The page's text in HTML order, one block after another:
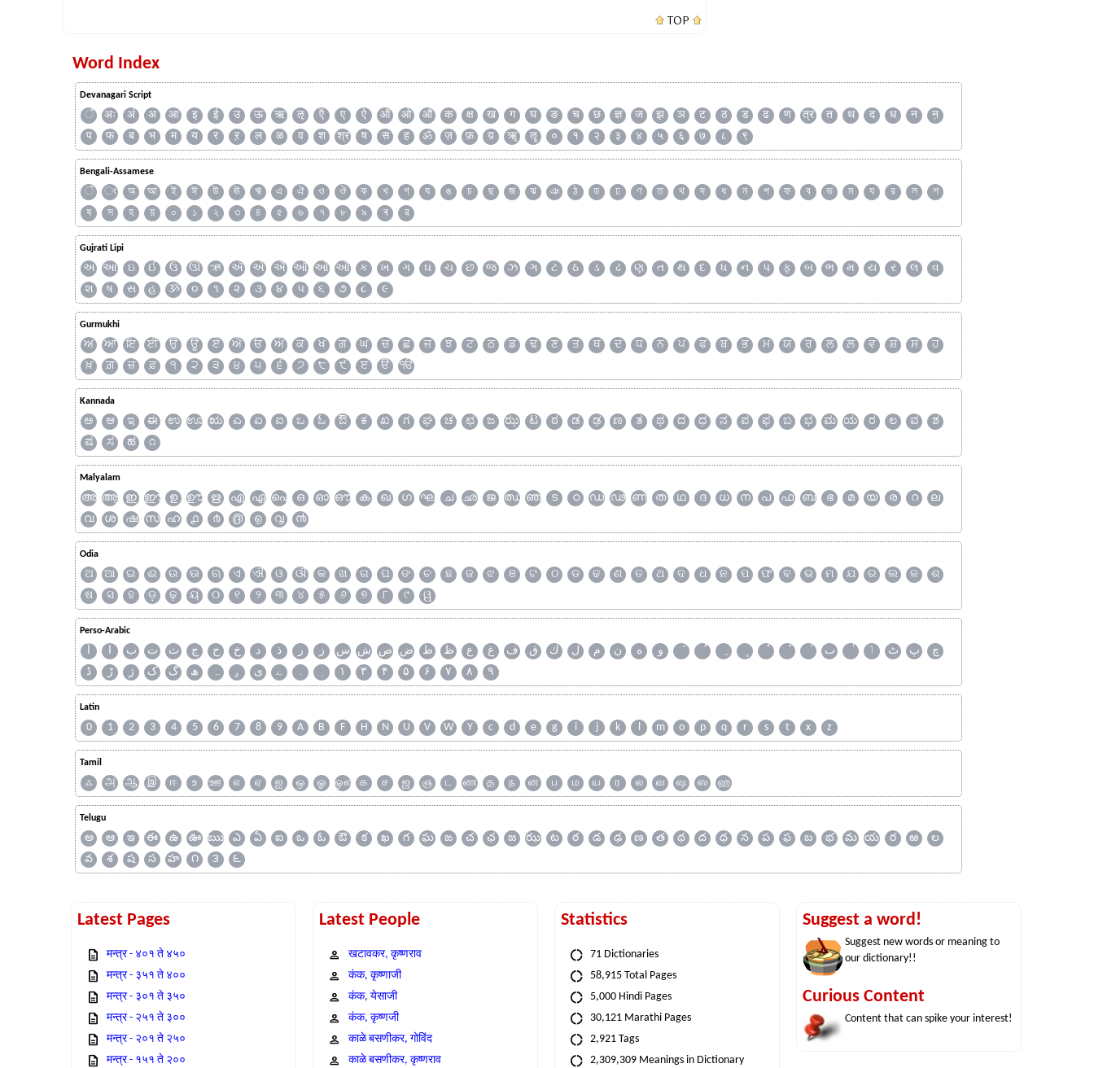
TOP
Word Index
Devanagari Script
ँ अः अं अ आ इ ई उ ऊ ऋ ऌ ऍ ए ऐ ऑ ओ औ क क्ष ख ग घ ङ च छ ज्ञ ज झ ञ ट ठ ड ढ ण त्र त थ द ध न
ऩ
प
फ ब भ म य र ऱ ल ळ व श श्र ष स ह ॐ ज़ फ़ य़ ॠ ॡ ० १ २ ३ ४ ५ ६ ७ ८ ९
Bengali-Assamese
ঁ ং অ আ ই ঈ উ ঊ ঋ এ ঐ ও ঔ ক খ গ ঘ ঙ চ ছ জ ঝ ঞ ঠ ড ঢ ণ ত থ দ ধ ন প ফ ব ভ ম য র ল
শ
ষ
স হ য় ০ ১ ২ ৩ ৪ ৫ ৬ ৭ ৮ ৯ ৰ ৱ
Gujrati Lipi
અ આ ઇ ઈ ઉ ઊ ઋ ઍ એ ઐ ઑ ઓ ઔ ક ખ ગ ઘ ચ છ જ ઝ ઞ ટ ઠ ડ ઢ ણ ત થ દ ધ ન પ ફ બ ભ મ ય ર લ
વ
શ
ષ સ હ ૐ ૦ ૧ ૨ ૩ ૪ ૫ ૬ ૭ ૮ ૯
Gurmukhi
ਅ ਆ ਇ ਈ ਉ ਊ ਏ ਐ ਓ ਔ ਕ ਖ ਗ ਘ ਚ ਛ ਜ ਝ ਟ ਠ ਡ ਢ ਣ ਤ ਥ ਦ ਧ ਨ ਪ ਫ ਬ ਭ ਮ ਯ ਰ ਲ ਲ਼ ਵ ਸ਼ ਸ
ਹ
ਖ਼
ਗ਼ ਜ਼ ਫ਼ ੧ ੨ ੩ ੪ ੫ ੬ ੭ ੮ ੯ ੲ ੳ ੴ
Kannada
ಅ ಆ ಇ ಈ ಉ ಊ ಋ ಎ ಏ ಐ ಒ ಓ ಔ ಕ ಖ ಗ ಘ ಚ ಛ ಜ ಝ ಟ ಠ ಡ ಢ ಣ ತ ಥ ದ ಧ ನ ಪ ಫ ಬ ಭ ಮ ಯ ರ ಲ ವ
ಶ
ಷ
ಸ ಹ ೧
Malyalam
അ ആ ഇ ഈ ഉ ഊ ഋ എ ഏ ഐ ഒ ഓ ഔ ക ഖ ഗ ഘ ച ഛ ജ ഝ ഞ ട ഠ ഡ ഢ ണ ത ഥ ദ ധ ന പ ഫ ബ ഭ മ യ ര റ
ല
വ
ശ ഷ സ ഹ ൧ ൪ ൫ ൭ ൮ ൯
Odia
ଅ ଆ ଇ ଈ ଉ ଊ ଋ ଏ ଐ ଓ ଔ କ ଖ ଗ ଘ ଙ ଚ ଛ ଜ ଝ ଞ ଟ ଠ ଡ ଢ ଣ ତ ଥ ଦ ଧ ନ ପ ଫ ବ ଭ ମ ଯ ର ଲ ଳ
ଶ
ଷ
ସ ହ ଡ଼ ଢ଼ ୟ ୦ ୧ ୨ ୩ ୪ ୫ ୬ ୭ ୮ ୯ ୱ
Perso-Arabic
آ ا ب ت ث ج ح خ د ذ ر ز س ش ص ض ط ظ ع غ ف ق ك ل م ن ه و ٮ ٲ ٹ پ
چ
ڈ
ڑ ژ ک گ ھ ہ ۄ ی ے ۔ ۱ ۳ ۴ ۵ ۶ ۷ ۸ ۹
Latin
0 1 2 3 4 5 6 7 8 9 A B F H N U V W Y c d e g i j k l m o p q r s t x z
Tamil
ஃ அ ஆ இ ஈ உ ஊ எ ஏ ஐ ஒ ஓ ஔ க ச ஜ ஞ ட ண த ந ன ப ம ய ர ல வ ஷ ஸ ஹ
Telugu
అ ఆ ఇ ఈ ఉ ఊ ఋ ఎ ఏ ఐ ఒ ఓ ఔ క ఖ గ ఘ ఙ చ ఛ జ ఝ ట ఠ డ ఢ ణ త థ ద ధ న ప ఫ బ భ మ య ర ఱ
ల
వ
శ ష స హ ౧ ౩ ౬
Latest Pages
मन्त्र - ४०१ ते ४५०
मन्त्र - ३५१ ते ४००
मन्त्र - ३०१ ते ३५०
मन्त्र - २५१ ते ३००
मन्त्र - २०१ ते २५०
मन्त्र - १५१ ते २००
Latest People
खटावकर, कृष्णराव
कंक, कृष्णाजी
कंक, येसाजी
कंक, कृष्णजी
काळे बसणीकर, गोविंद
काळे बसणीकर, कृष्णराव
Statistics
71 Dictionaries
58,915 Total Pages
5,000 Hindi Pages
30,121 Marathi Pages
2,921 Tags
2,309,309 Meanings in Dictionary
Suggest a word!
Suggest new words or meaning to
our dictionary!!
Curious Content
Content that can spike your interest!